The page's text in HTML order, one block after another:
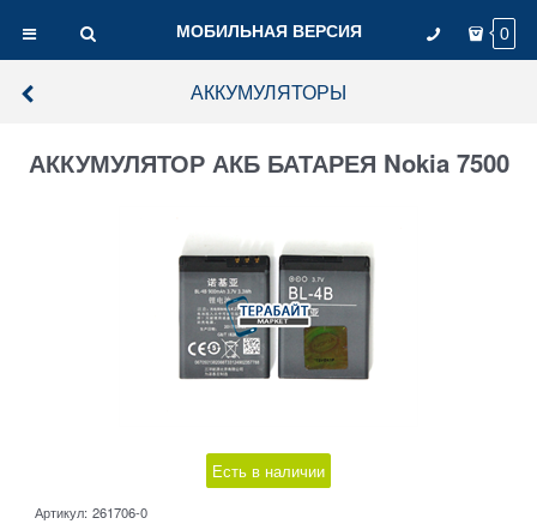
МОБИЛЬНАЯ ВЕРСИЯ 0
АККУМУЛЯТОРЫ
АККУМУЛЯТОР АКБ БАТАРЕЯ Nokia 7500
Есть в наличии
Артикул: 261706-0